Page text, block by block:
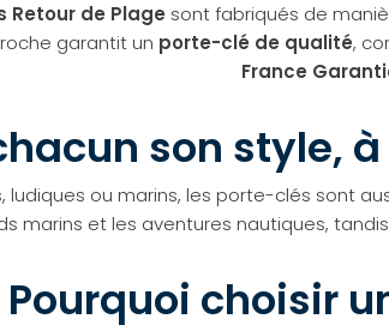
Retour de Plage sont fabriqués de
garantit un porte-clé de qualité,
France
son style,
ludiques ou marins, les porte-clés sont
marins et les aventures nautiques,
Pourquoi choisir